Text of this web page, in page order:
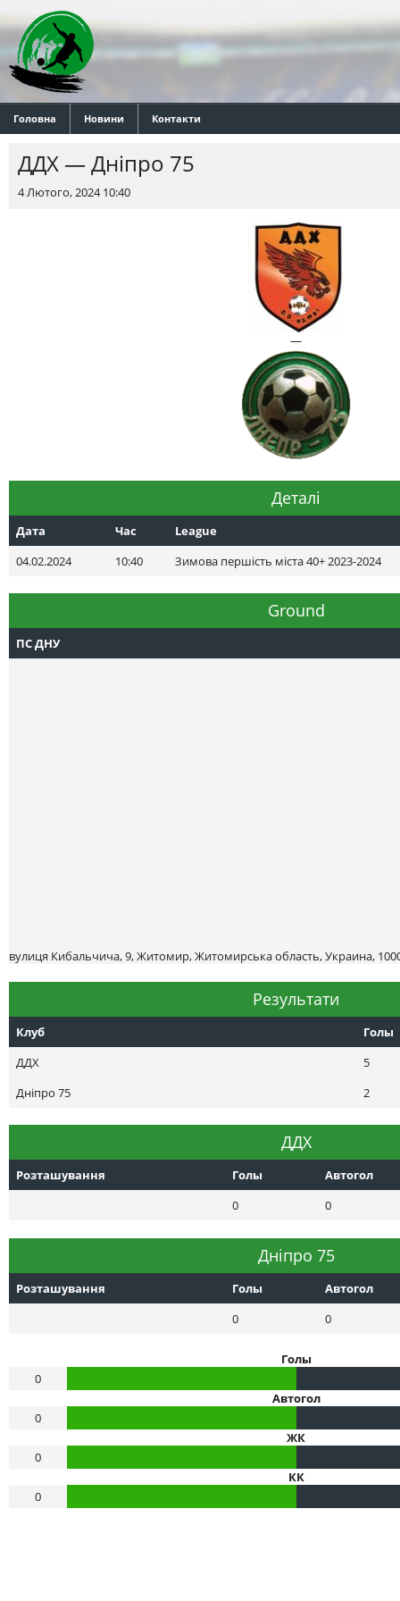
Головна Новини Контакти
ДДХ — Днiпро 75
4 Лютого, 2024 10:40
—
Деталі
Дата Час
League
04.02.2024
10:40 Зимова першість міста 40+ 2023-2024
Ground
ПС ДНУ
вулиця Кибальчича, 9, Житомир, Житомирська область, Украина,
Результати
Клуб
Голы
ДДХ
5
Днiпро 75
2
ДДХ
Розташування Голы
Автогол
0
0
Днiпро 75
Розташування Голы
Автогол
0
0
Голы
0
Автогол
0
ЖК
0
КК
0